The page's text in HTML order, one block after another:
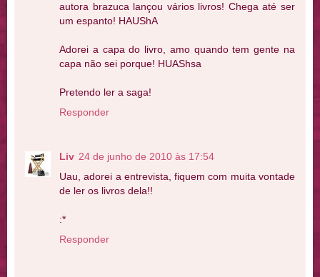
autora brazuca lançou vários livros! Chega até ser
um espanto! HAUShA
Adorei a capa do livro, amo quando tem gente na
capa não sei porque! HUAShsa
Pretendo ler a saga!
Responder
Liv 24 de junho de 2010 às 17:54
Uau, adorei a entrevista, fiquem com muita vontade
de ler os livros dela!!
:*
Responder